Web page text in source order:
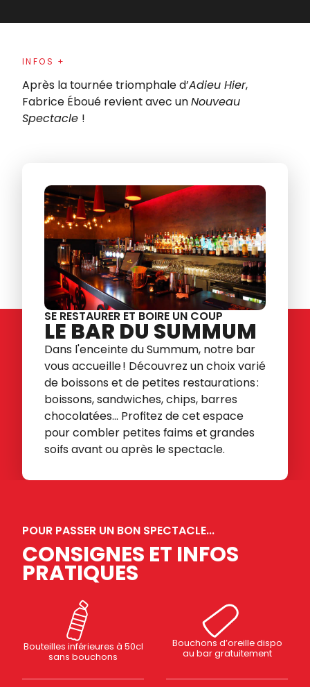
INFOS +
Après la tournée triomphale d’Adieu Hier,
Fabrice Éboué revient avec unNouveau
Spectacle !
SE RESTAURER ET BOIRE UN COUP
LE BAR DU SUMMUM
Dans l'enceinte du Summum, notre bar
vous accueille ! Découvrez un choix varié
de boissons et de petites restaurations :
boissons, sandwiches, chips, barres
chocolatées... Profitez de cet espace
pour combler petites faims et grandes
soifs avant ou après le spectacle.
POUR PASSER UN BON SPECTACLE...
CONSIGNES ET INFOS
PRATIQUES
Bouteilles inférieures à 50cl
sans bouchons
Bouchons d’oreille dispo
au bar gratuitement